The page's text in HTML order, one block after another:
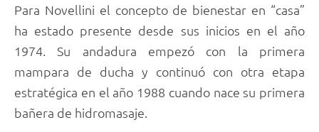
Para Novellini el concepto de bienestar en “casa”
ha estado presente desde sus inicios en el año
1974. Su andadura empezó con la primera
mampara de ducha y continuó con otra etapa
estratégica en el año 1988 cuando nace su primera
bañera de hidromasaje.